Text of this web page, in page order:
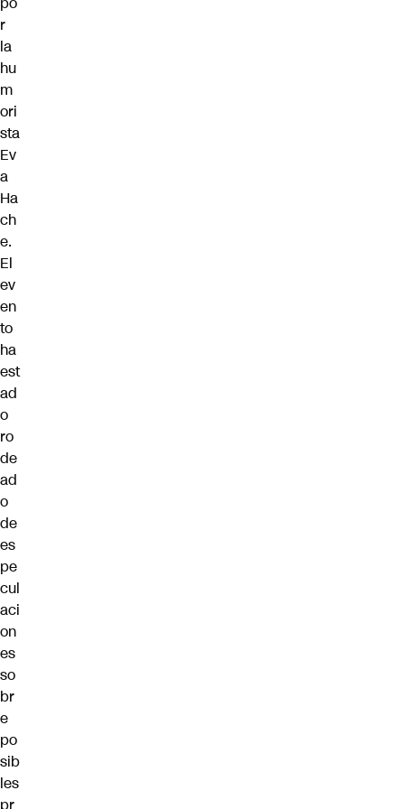
r
la
hu
m
ori
sta
Ev
a
Ha
ch
e.
El
ev
en
to
ha
est
ad
o
ro
de
ad
o
de
es
pe
cul
aci
on
es
so
br
e
po
sib
les
pr